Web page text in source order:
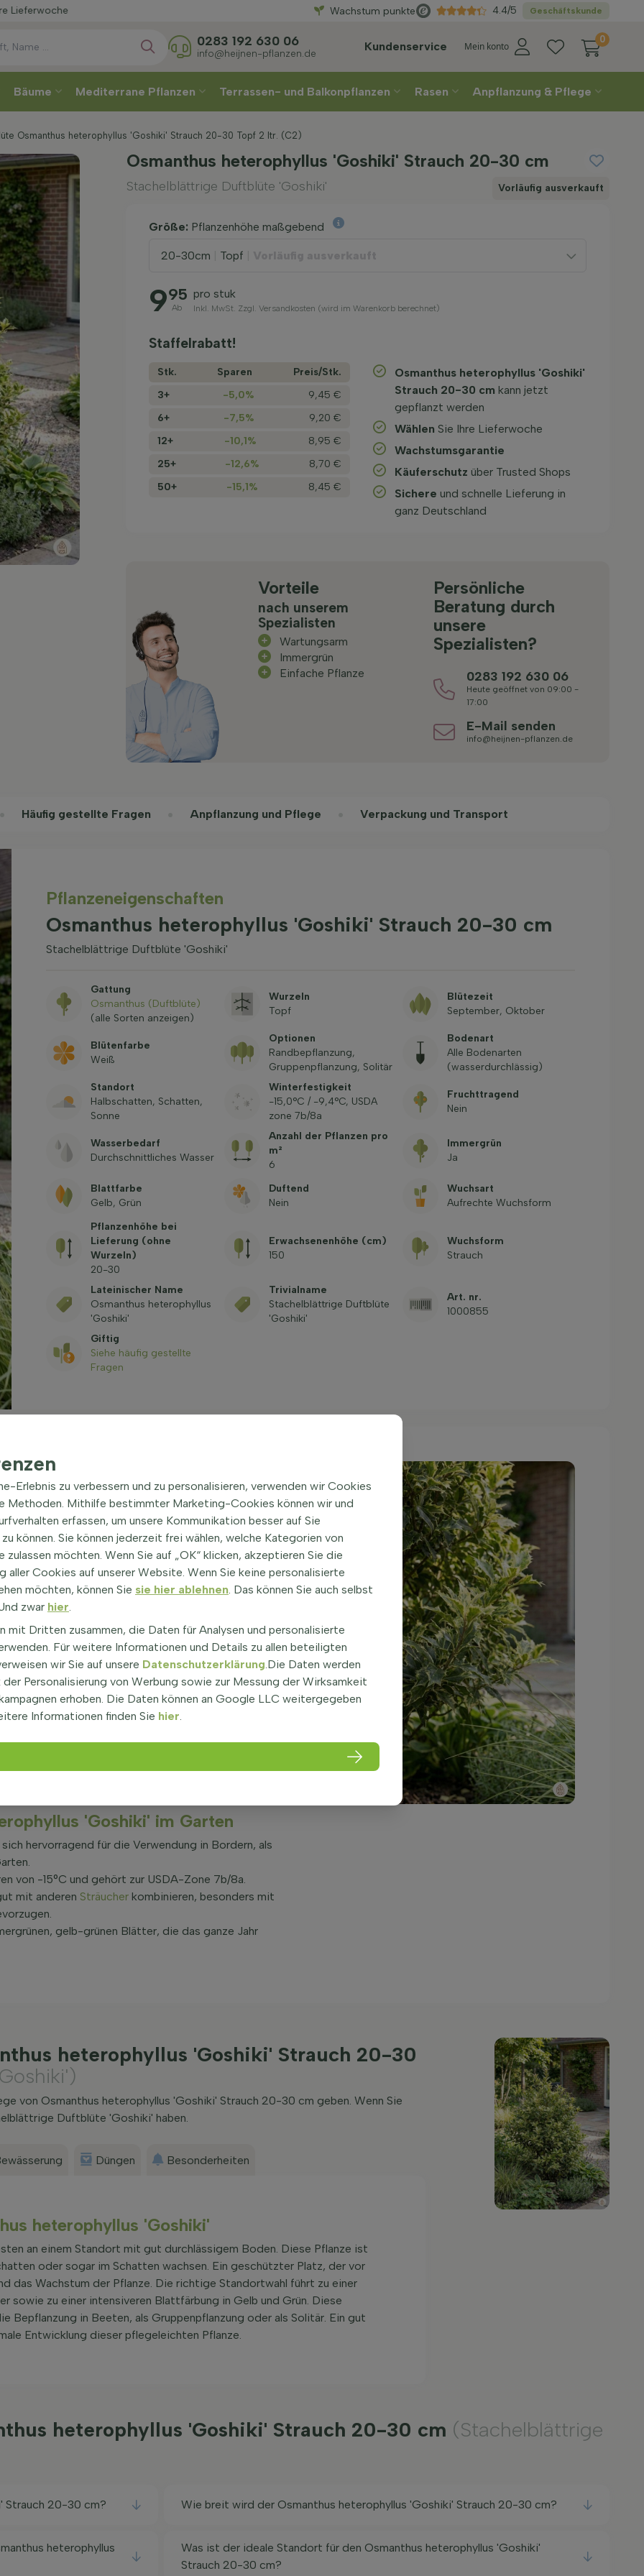
Direkt aus der Gärtnerei
Wachstum punkte Geschäftskunde
4.4/5
Kundenservice Mein konto
0
0283 192 630 06
info@heijnen-pflanzen.de
Bäume Mediterrane Pflanzen Terrassen- und Balkonpflanzen Rasen Anpflanzung & Pflege
Osmanthus heterophyllus 'Goshiki' Strauch 20-30 Topf 2 ltr. (C2)
Osmanthus heterophyllus 'Goshiki' Strauch 20-30 cm
Stachelblättrige Duftblüte 'Goshiki' Vorläufig ausverkauft
Größe: Pflanzenhöhe maßgebend
20-30cm Topf
995
Ab
pro stuk
Inkl. MwSt. Zzgl. Versandkosten (wird im Warenkorb berechnet)
Staffelrabatt!
Stk. Sparen
Preis/­Stk.
3+
-5,0%
9,45 €
6+
-7,5%
9,20 €
12+
-10,1%
8,95 €
25+
-12,6%
8,70 €
50+
-15,1% 8,45 €
Osmanthus heterophyllus 'Goshiki'
Strauch 20-30 cm kann jetzt
gepflanzt werden
Wählen Sie Ihre Lieferwoche
Wachstums­garantie
Käuferschutz über Trusted Shops
Sichere und schnelle Lieferung in
ganz Deutschland
Vorteile
nach unserem
Spezialisten
Wartungsarm
Immergrün
Einfache Pflanze
Persönliche
Beratung durch
unsere
Spezialisten?
0283 192 630 06
Heute geöffnet von 09:00 -
17:00
E-Mail senden
info@heijnen-pflanzen.de
Häufig gestellte Fragen Anpflanzung und Pflege Verpackung und Transport
Pflanzeneigenschaften
Osmanthus heterophyllus 'Goshiki' Strauch 20-30 cm
Stachelblättrige Duftblüte 'Goshiki'
Gattung
Osmanthus (Duftblüte)
(alle Sorten anzeigen)
Wurzeln
Topf
Blütezeit
September, Oktober
Blütenfarbe
Weiß
Optionen
Randbepflanzung,
Gruppenpflanzung, Solitär
Bodenart
Alle Bodenarten
(wasserdurchlässig)
Standort
Halbschatten, Schatten,
Sonne
Winterfestigkeit
-15,0°C / -9,4°C, USDA
zone 7b/8a
Fruchttragend
Nein
Wasserbedarf
Durchschnittliches Wasser
Anzahl der Pflanzen pro
m²
6
Immergrün
Ja
Blattfarbe
Gelb, Grün
Duftend
Nein
Wuchsart
Aufrechte Wuchsform
Pflanzenhöhe bei
Lieferung (ohne
Wurzeln)
20-30
Erwachsenenhöhe (cm)
150
Wuchsform
Strauch
Lateinischer Name
Osmanthus heterophyllus
'Goshiki'
Trivialname
Stachelblättrige Duftblüte
'Goshiki'
Art. nr.
1000855
Giftig
Siehe häufig gestellte
Fragen
Strauch 20-30 cm|
Stachelblättrige Duftblüte 'Goshiki', ist ein
Diese Pflanze erreicht eine Höhe von bis zu 150
Blätter der Osmanthus heterophyllus 'Goshiki' sind
sich ledrig an. Sie ist immergrün, was bedeutet,
Duftblüte 'Goshiki' ist pflegeleicht
Früchte oder Beeren.
heterophyllus
September und Oktober mit weißen Blüten.
und Bienen an.
halbschattigen oder schattigen Standorten.
solange der Boden gut durchlässig ist.
aber die Blätter sind gelb und grün gefärbt.
'Goshiki' im Garten
hervorragend für die Verwendung in Bordern, als
von -15°C und gehört zur USDA-Zone 7b/8a.
mit anderen Sträucher kombinieren, besonders mit
gelb-grünen Blätter, die das ganze Jahr
heterophyllus 'Goshiki' Strauch 20-30
von Osmanthus heterophyllus 'Goshiki' Strauch 20-30 cm geben. Wenn Sie
Duftblüte 'Goshiki' haben.
Düngen Besonderheiten
heterophyllus 'Goshiki'
an einem Standort mit gut durchlässigem Boden. Diese Pflanze ist
oder sogar im Schatten wachsen. Ein geschützter Platz, der vor
das Wachstum der Pflanze. Die richtige Standortwahl führt zu einer
sowie zu einer intensiveren Blattfärbung in Gelb und Grün. Diese
Bepflanzung in Beeten, als Gruppenpflanzung oder als Solitär. Ein gut
Entwicklung dieser pflegeleichten Pflanze.
heterophyllus 'Goshiki' Strauch 20-30 cm (Stachelblättrige
Strauch 20-30 cm? Wie breit wird der Osmanthus heterophyllus 'Goshiki' Strauch 20-30 cm?
heterophyllus
Was ist der ideale Standort für den Osmanthus heterophyllus 'Goshiki'
Strauch 20-30 cm?
Erlebnis zu verbessern und zu personalisieren, verwenden wir Cookies
Methoden. Mithilfe bestimmter Marketing-Cookies können wir und
erfassen, um unsere Kommunikation besser auf Sie
können. Sie können jederzeit frei wählen, welche Kategorien von
zulassen möchten. Wenn Sie auf „OK“ klicken, akzeptieren Sie die
aller Cookies auf unserer Website. Wenn Sie keine personalisierte
möchten, können Sie sie hier ablehnen. Das können Sie auch selbst
zwar hier.
mit Dritten zusammen, die Daten für Analysen und personalisierte
Für weitere Informationen und Details zu allen beteiligten
wir Sie auf unsere Datenschutzerklärung.Die Daten werden
der Personalisierung von Werbung sowie zur Messung der Wirksamkeit
erhoben. Die Daten können an Google LLC weitergegeben
Informationen finden Sie hier.